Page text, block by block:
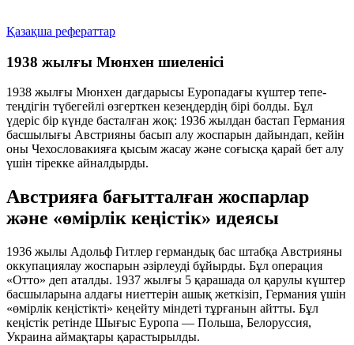
Қазақша рефераттар
1938 жылғы Мюнхен шиеленісі
1938 жылғы Мюнхен дағдарысы Еуропадағы күштер тепе-
теңдігін түбегейлі өзгерткен кезеңдердің бірі болды. Бұл
үдеріс бір күнде басталған жоқ: 1936 жылдан бастап Германия
басшылығы Австрияны басып алу жоспарын дайындап, кейін
оны Чехословакияға қысым жасау және соғысқа қарай бет алу
үшін тірекке айналдырды.
Австрияға бағытталған жоспарлар
және «өмірлік кеңістік» идеясы
1936 жылы Адольф Гитлер германдық бас штабқа Австрияны
оккупациялау жоспарын әзірлеуді бұйырды. Бұл операция
«Отто» деп аталды. 1937 жылғы 5 қарашада ол қарулы күштер
басшыларына алдағы ниеттерін ашық жеткізіп, Германия үшін
«өмірлік кеңістікті» кеңейту міндеті тұрғанын айтты. Бұл
кеңістік ретінде Шығыс Еуропа — Польша, Белоруссия,
Украина аймақтары қарастырылды.